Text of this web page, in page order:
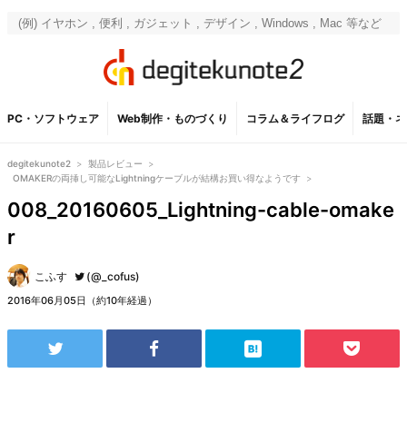
PC・ソフトウェア Web制作・ものづくり コラム＆ライフログ 話題・
degitekunote2 > 製品レビュー
>
OMAKERの両挿し可能なLightningケーブルが結構お買い得なようです >
008_20160605_Lightning-cable-omake
r
こふす (@_cofus)
2016年06月05日（約10年経過）